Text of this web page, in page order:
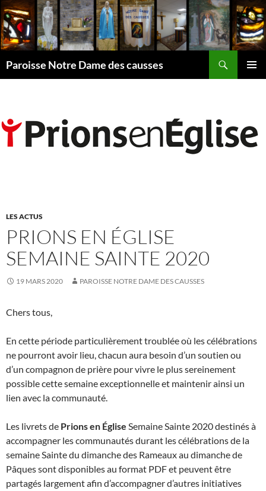
Aller
au
contenu
Paroisse Notre Dame des causses
LES ACTUS
PRIONS EN ÉGLISE
SEMAINE SAINTE 2020
19 MARS 2020 PAROISSE NOTRE DAME DES CAUSSES
Chers tous,
En cette période particulièrement troublée où les célébrations
ne pourront avoir lieu, chacun aura besoin d’un soutien ou
d’un compagnon de prière pour vivre le plus sereinement
possible cette semaine exceptionnelle et maintenir ainsi un
lien avec la communauté.
Les livrets de Prions en Église Semaine Sainte 2020 destinés à
accompagner les communautés durant les célébrations de la
semaine Sainte du dimanche des Rameaux au dimanche de
Pâques sont disponibles au format PDF et peuvent être
partagés largement afin d’accompagner d’autres initiatives